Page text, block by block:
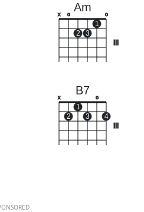
Am
x o
2 3
1
o
B7
x
2
1
3
o
4